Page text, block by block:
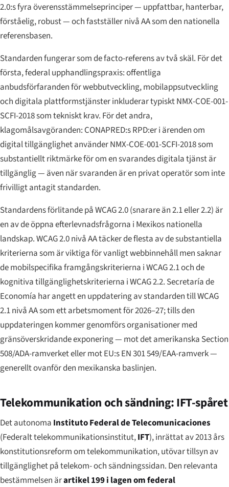
2.0:s fyra överensstämmelseprinciper — uppfattbar, hanterbar,
förståelig, robust — och fastställer nivå AA som den nationella
referensbasen.
Standarden fungerar som de facto-referens av två skäl. För det
första, federal upphandlingspraxis: offentliga
anbudsförfaranden för webbutveckling, mobilappsutveckling
och digitala plattformstjänster inkluderar typiskt NMX-COE-001-
SCFI-2018 som tekniskt krav. För det andra,
klagomålsavgöranden: CONAPRED:s RPD:er i ärenden om
digital tillgänglighet använder NMX-COE-001-SCFI-2018 som
substantiellt riktmärke för om en svarandes digitala tjänst är
tillgänglig — även när svaranden är en privat operatör som inte
frivilligt antagit standarden.
Standardens förlitande på WCAG 2.0 (snarare än 2.1 eller 2.2) är
en av de öppna efterlevnadsfrågorna i Mexikos nationella
landskap. WCAG 2.0 nivå AA täcker de flesta av de substantiella
kriterierna som är viktiga för vanligt webbinnehåll men saknar
de mobilspecifika framgångskriterierna i WCAG 2.1 och de
kognitiva tillgänglighetskriterierna i WCAG 2.2. Secretaría de
Economía har angett en uppdatering av standarden till WCAG
2.1 nivå AA som ett arbetsmoment för 2026–27; tills den
uppdateringen kommer genomförs organisationer med
gränsöverskridande exponering — mot det amerikanska Section
508/ADA-ramverket eller mot EU:s EN 301 549/EAA-ramverk —
generellt ovanför den mexikanska baslinjen.
Telekommunikation och sändning: IFT-spåret
Det autonoma Instituto Federal de Telecomunicaciones
(Federalt telekommunikationsinstitut,IFT), inrättat av 2013 års
konstitutionsreform om telekommunikation, utövar tillsyn av
tillgänglighet på telekom- och sändningssidan. Den relevanta
bestämmelsen ärartikel 199 i lagen om federal